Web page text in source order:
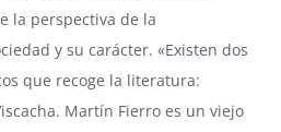
la perspectiva de la
y su carácter. «Existen dos
que recoge la literatura:
Martín Fierro es un viejo